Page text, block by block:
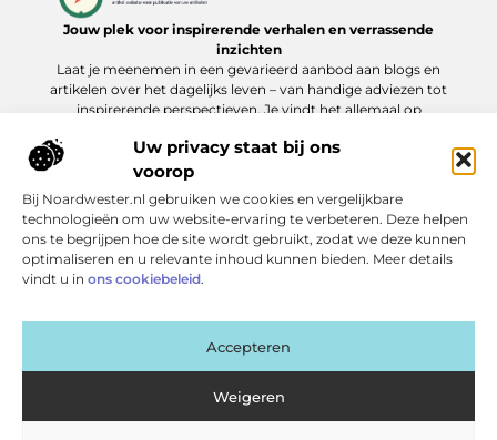
Uw privacy staat bij ons
voorop
Bij Noardwester.nl gebruiken we cookies en vergelijkbare
technologieën om uw website-ervaring te verbeteren. Deze helpen
ons te begrijpen hoe de site wordt gebruikt, zodat we deze kunnen
optimaliseren en u relevante inhoud kunnen bieden. Meer details
vindt u in ons cookiebeleid.
Accepteren
Weigeren
Jouw plek voor inspirerende verhalen en verrassende
inzichten
Laat je meenemen in een gevarieerd aanbod aan blogs en
artikelen over het dagelijks leven – van handige adviezen tot
inspirerende perspectieven. Je vindt het allemaal op
Onze informatie
Bericht categorie